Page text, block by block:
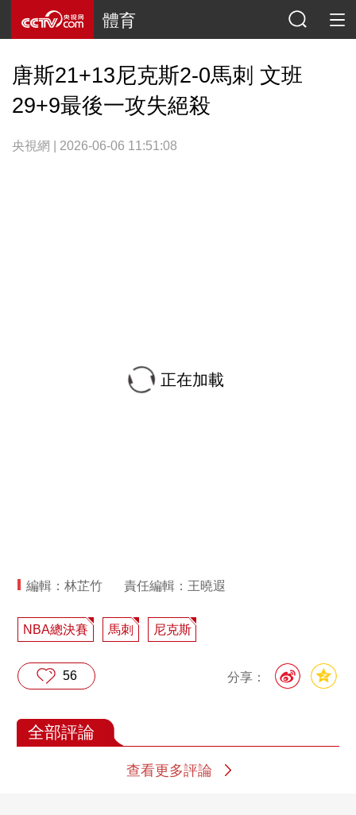
體育
唐斯21+13尼克斯2-0馬刺 文班
29+9最後一攻失絕殺
央視網 | 2026-06-06 11:51:08
正在加載
編輯：林芷竹 責任編輯：王曉遐
NBA總決賽 馬刺 尼克斯
分享：
56
全部評論
查看更多評論